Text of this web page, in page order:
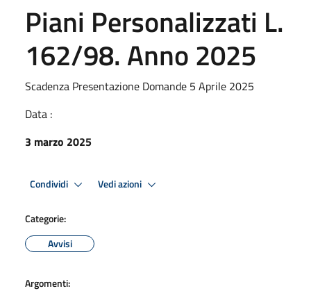
Piani Personalizzati L.
162/98. Anno 2025
Scadenza Presentazione Domande 5 Aprile 2025
Data :
3 marzo 2025
Condividi Vedi azioni
Categorie:
Avvisi
Argomenti: